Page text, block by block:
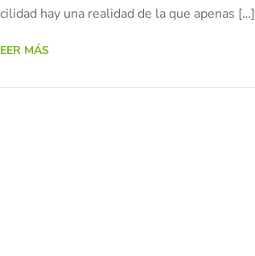
hay una realidad de la que apenas […]
MÁS